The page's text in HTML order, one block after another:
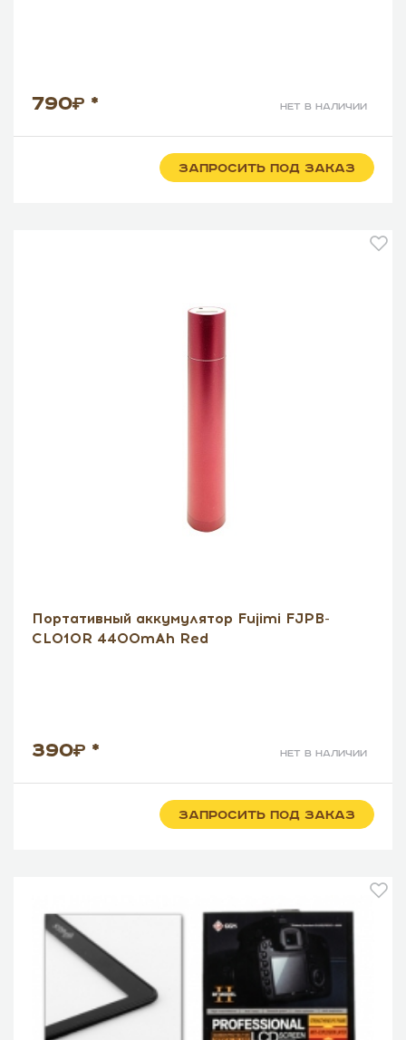
790 * нет в наличии
ЗАПРОСИТЬ ПОД ЗАКАЗ
Портативный аккумулятор Fujimi FJPB-
CL010R 4400mAh Red
390 * нет в наличии
ЗАПРОСИТЬ ПОД ЗАКАЗ